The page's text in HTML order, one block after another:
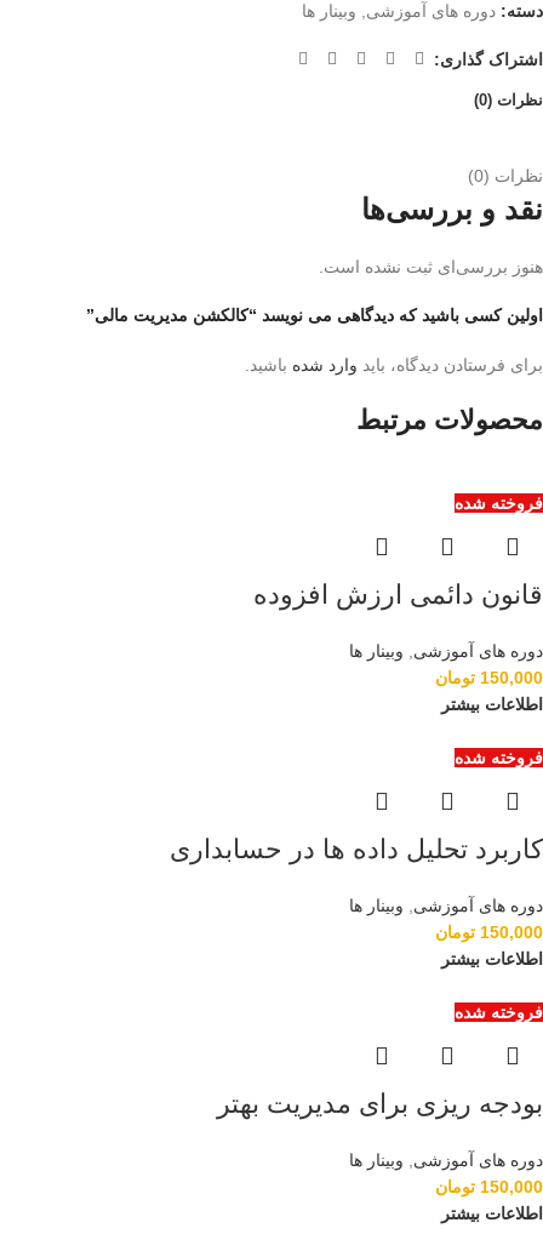
دسته: دوره های آموزشی, وبینار ها
اشتراک گذاری:
نظرات (0)
نظرات (0)
نقد و بررسی‌ها
هنوز بررسی‌ای ثبت نشده است.
اولین کسی باشید که دیدگاهی می نویسد “کالکشن مدیریت مالی”
برای فرستادن دیدگاه، باید وارد شده باشید.
محصولات مرتبط
فروخته شده
قانون دائمی ارزش افزوده
دوره های آموزشی, وبینار ها
150,000 تومان
اطلاعات بیشتر
فروخته شده
کاربرد تحلیل داده ها در حسابداری
دوره های آموزشی, وبینار ها
150,000 تومان
اطلاعات بیشتر
فروخته شده
بودجه ریزی برای مدیریت بهتر
دوره های آموزشی, وبینار ها
150,000 تومان
اطلاعات بیشتر